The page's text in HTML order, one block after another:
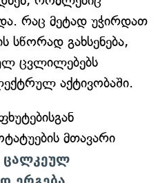
რაც მეტად უჭირდათ
სწორად გახსენება,
ცვლილებებს
აქტივობაში.
მთავარი
ცალკეულ